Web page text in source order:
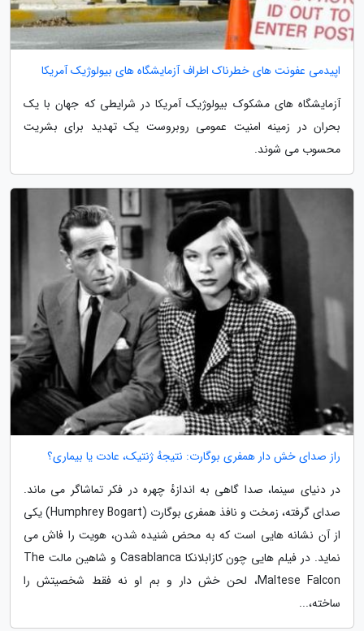
اپیدمی عفونت های خطرناک اطراف آزمایشگاه های بیولوژیک آمریکا
آزمایشگاه های مشکوک بیولوژیک آمریکا در شرایطی که جهان با یک
بحران در زمینه امنیت عمومی روبروست یک تهدید برای بشریت
محسوب می شوند.
راز صدای خش دار همفری بوگارت: نتیجهٔ ژنتیک، عادت یا بیماری؟
در دنیای سینما، صدا گاهی به اندازهٔ چهره در فکر تماشاگر می ماند.
صدای گرفته، زمخت و نافذ همفری بوگارت (Humphrey Bogart) یکی
از آن نشانه هایی است که به محض شنیده شدن، هویت را فاش می
نماید. در فیلم هایی چون کازابلانکا Casablanca و شاهین مالت The
Maltese Falcon، لحن خش دار و بم او نه فقط شخصیتش را
ساخته،...